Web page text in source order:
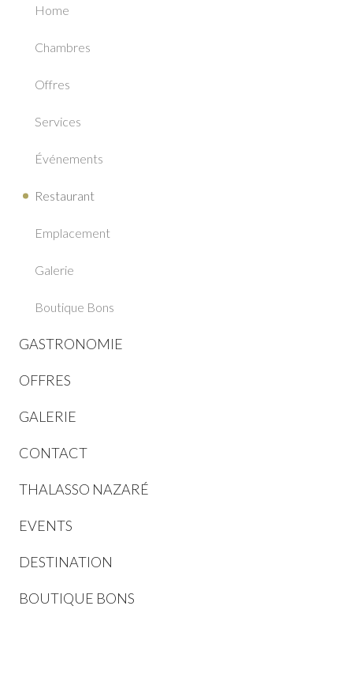
Home
Chambres
Offres
Services
Événements
Restaurant
Emplacement
Galerie
Boutique Bons
GASTRONOMIE
OFFRES
GALERIE
CONTACT
THALASSO NAZARÉ
EVENTS
DESTINATION
BOUTIQUE BONS